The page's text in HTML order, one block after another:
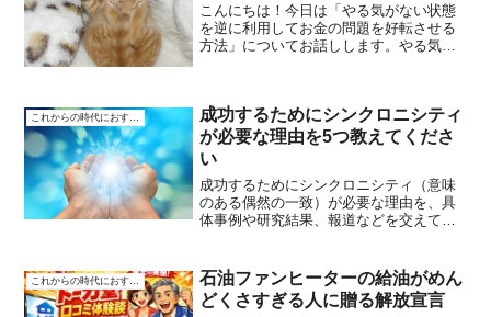
こんにちは！今日は「やる気がない状態
を逆に利用してお金の問題を好転させる
方法」についてお話しします。やる気が
題を改善できることがある...
これからの時代におすすめ
成功するためにシンクロニシティ
が必要な理由を5つ教えてくださ
い
成功するためにシンクロニシティ（意味
のある偶然の一致）が必要な理由を、具
体事例や研究結果、報道などを交えて説
ると、新しい機会が突然現れることがあ
ります。たとえば、あ...
これからの時代におすすめ
石油ファンヒーターの給油がめん
どくさすぎる人に贈る解放宣言